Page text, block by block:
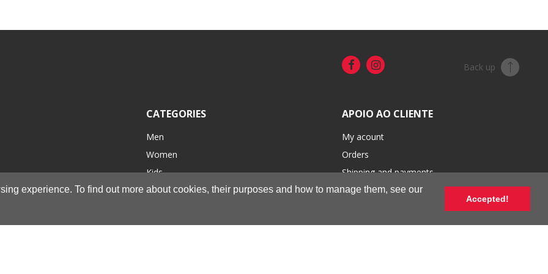
experience. To find out more about cookies, their purposes and how to manage them, see our
Accepted!
Back up
CATEGORIES
Men
Women
Kids
Accessories
New in
APOIO AO CLIENTE
My acount
Orders
Shipping and payments
Exchanges and returns
Terms of use and privacy